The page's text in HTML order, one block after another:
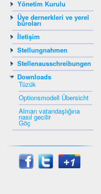
Yönetim Kurulu
Üye dernerkleri ve yerel
büroları
İletişim
Stellungnahmen
Stellenausschreibungen
Downloads
Tüzük
Optionsmodell Übersicht
Alman vatandaşlığına
nasıl gecilir
Göç